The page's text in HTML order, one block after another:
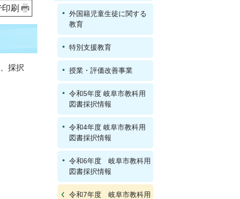
刷
採択
外国籍児童生徒に関する
教育
特別支援教育
授業・評価改善事業
令和5年度 岐阜市教科用
図書採択情報
令和4年度 岐阜市教科用
図書採択情報
令和6年度 岐阜市教科用
図書採択情報
令和7年度 岐阜市教科用